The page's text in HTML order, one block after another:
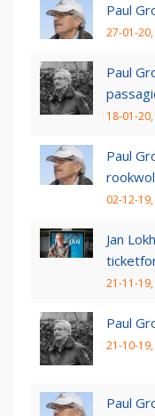
Paul
27-01-20,
Paul
18-01-20,
Paul
02-12-
Jan
21-11-19,
Paul
21-10-
Paul